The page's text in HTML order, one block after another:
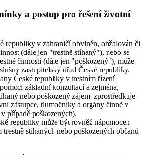
a postup pro řešení životní
republiky v zahraničí obviněn, obžalován či
(dále jen "trestně stíhaný"), nebo se
činnosti (dále jen "poškozený"), může
zastupitelský úřad České republiky.
České republiky v trestním řízení
základní konzultací a zejména,
nebo poškozený zájem, zprostředkuje
zástupce, tlumočníky a orgány činné v
případě poškozených).
republiky může být rovněž nápomocen
stíhaných nebo poškozených občanů